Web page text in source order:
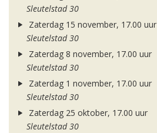
Sleutelstad 30
Zaterdag 15 november, 17.00 uur
Sleutelstad 30
Zaterdag 8 november, 17.00 uur
Sleutelstad 30
Zaterdag 1 november, 17.00 uur
Sleutelstad 30
Zaterdag 25 oktober, 17.00 uur
Sleutelstad 30